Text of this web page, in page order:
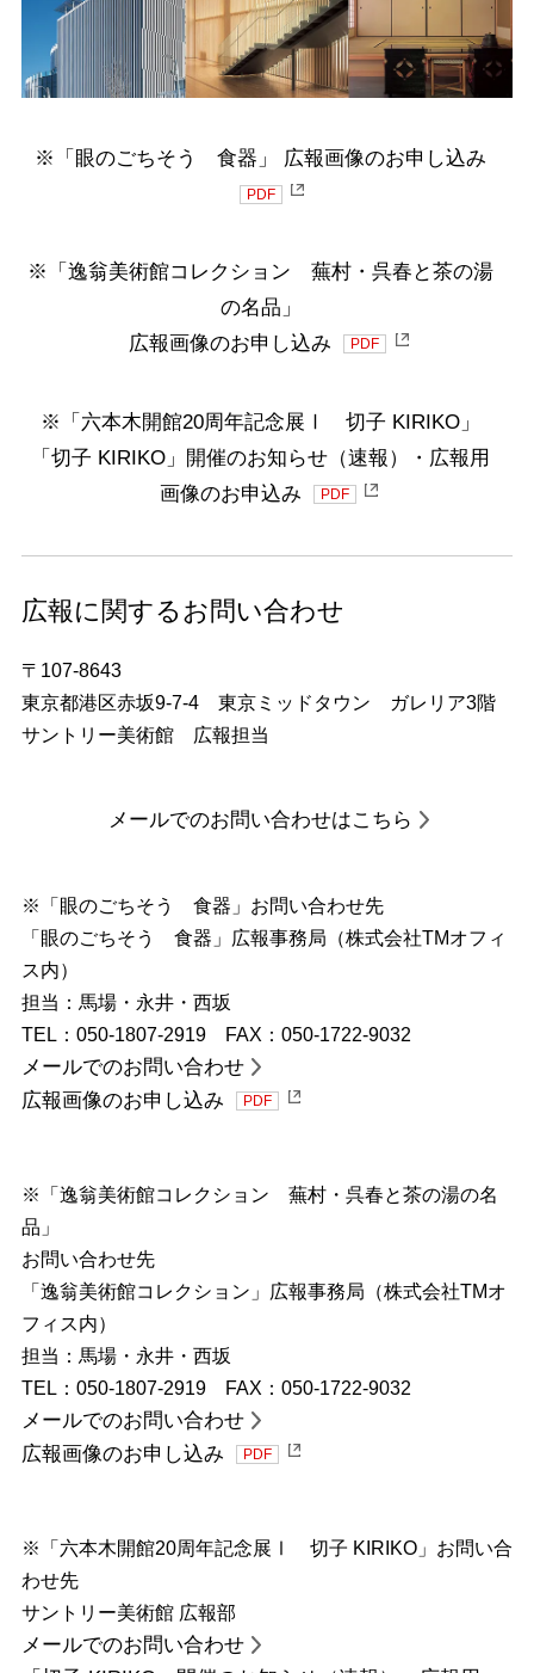
※「眼のごちそう 食器」 広報画像のお申し込み
PDF
※「逸翁美術館コレクション 蕪村・呉春と茶の湯
の名品」
広報画像のお申し込み
PDF
※「六本木開館20周年記念展Ⅰ 切子 KIRIKO」
「切子 KIRIKO」開催のお知らせ（速報）・広報用
画像のお申込み
PDF
広報に関するお問い合わせ
〒107-8643
東京都港区赤坂9-7-4 東京ミッドタウン ガレリア3階
サントリー美術館 広報担当
メールでのお問い合わせはこちら
※「眼のごちそう 食器」お問い合わせ先
「眼のごちそう 食器」広報事務局（株式会社TMオフィ
ス内）
担当：馬場・永井・西坂
TEL：050-1807-2919 FAX：050-1722-9032
メールでのお問い合わせ
広報画像のお申し込み
PDF
※「逸翁美術館コレクション 蕪村・呉春と茶の湯の名
品」
お問い合わせ先
「逸翁美術館コレクション」広報事務局（株式会社TMオ
フィス内）
担当：馬場・永井・西坂
TEL：050-1807-2919 FAX：050-1722-9032
メールでのお問い合わせ
広報画像のお申し込み
PDF
※「六本木開館20周年記念展Ⅰ 切子 KIRIKO」お問い合
わせ先
サントリー美術館 広報部
メールでのお問い合わせ